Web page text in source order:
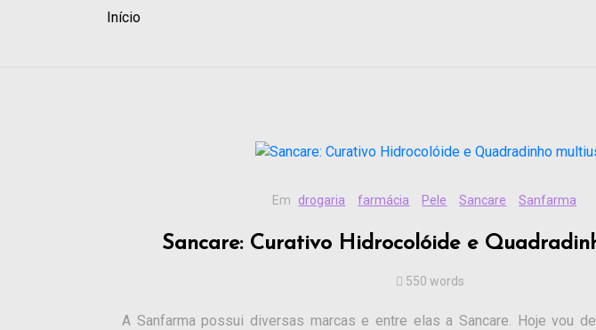
Início
Em drogaria farmácia Pele Sancare Sanfarma
Sancare: Curativo Hidrocolóide e
550 words
A Sanfarma possui diversas marcas e entre elas a Sancare. Hoje vou